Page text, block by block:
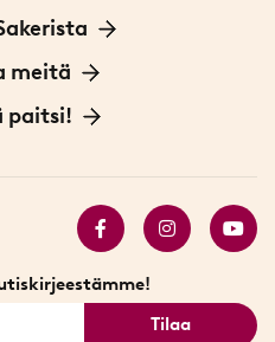
meitä
paitsi!
Tilaa